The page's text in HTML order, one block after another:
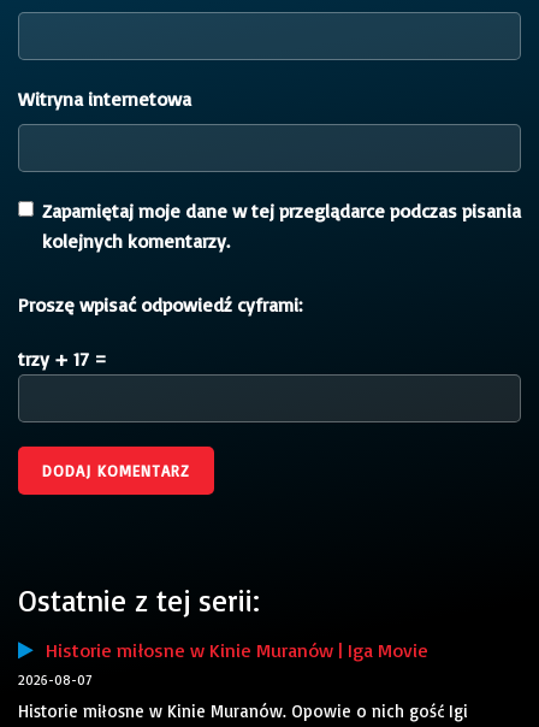
Witryna internetowa
Zapamiętaj moje dane w tej przeglądarce podczas pisania
kolejnych komentarzy.
Proszę wpisać odpowiedź cyframi:
trzy + 17 =
Ostatnie z tej serii:
Historie miłosne w Kinie Muranów | Iga Movie
2026-08-07
Historie miłosne w Kinie Muranów. Opowie o nich gość Igi